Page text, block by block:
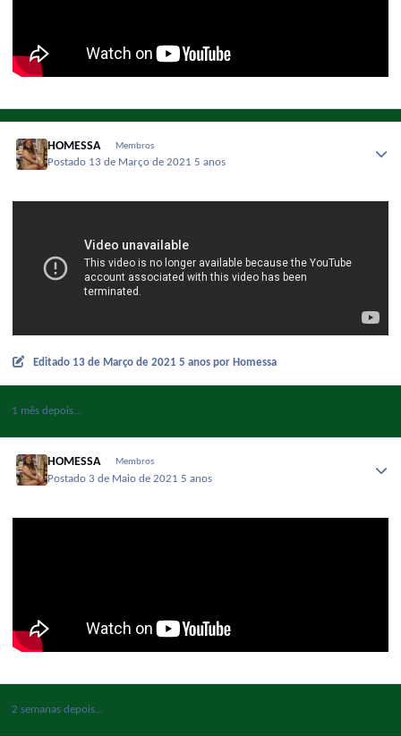
HOMESSA Membros
Postado 13 de Março de 2021 5 anos
Editado 13 de Março de 2021 5 anos por Homessa
1 mês depois...
HOMESSA Membros
Postado 3 de Maio de 2021 5 anos
2 semanas depois...